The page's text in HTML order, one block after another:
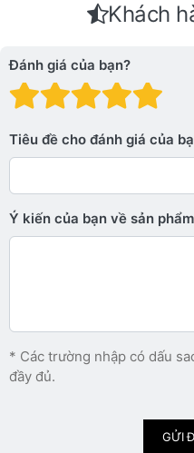
Khách
Đánh giá của bạn?
Đánh
Đánh giá:
Đánh giá: 1
Tiêu đề cho đánh giá của
Ý kiến ​​của bạn về sản phẩm
* Các trường nhập có dấu
đầy đủ.
GỬI